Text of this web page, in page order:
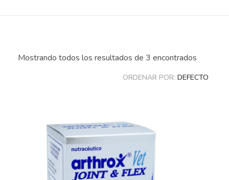
Mostrando todos los resultados de 3 encontrados
ORDENAR POR: DEFECTO